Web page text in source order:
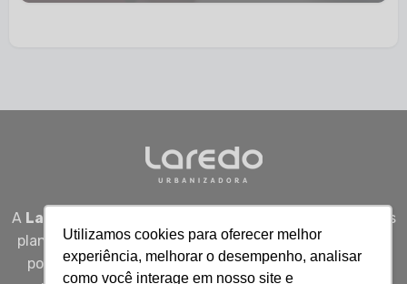
Utilizamos cookies para oferecer melhor
experiência, melhorar o desempenho, analisar
como você interage em nosso site e
A Laredo Urbanizadora
desenvolve empreendimentos
planejados em Sergipe, unindo qualidade, segurança e
potencial real de valorização para quem busca viver